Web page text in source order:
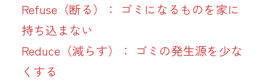
Refuse（断る）： ゴミになるものを家に
持ち込まない
Reduce（減らす）： ゴミの発生源を少な
くする